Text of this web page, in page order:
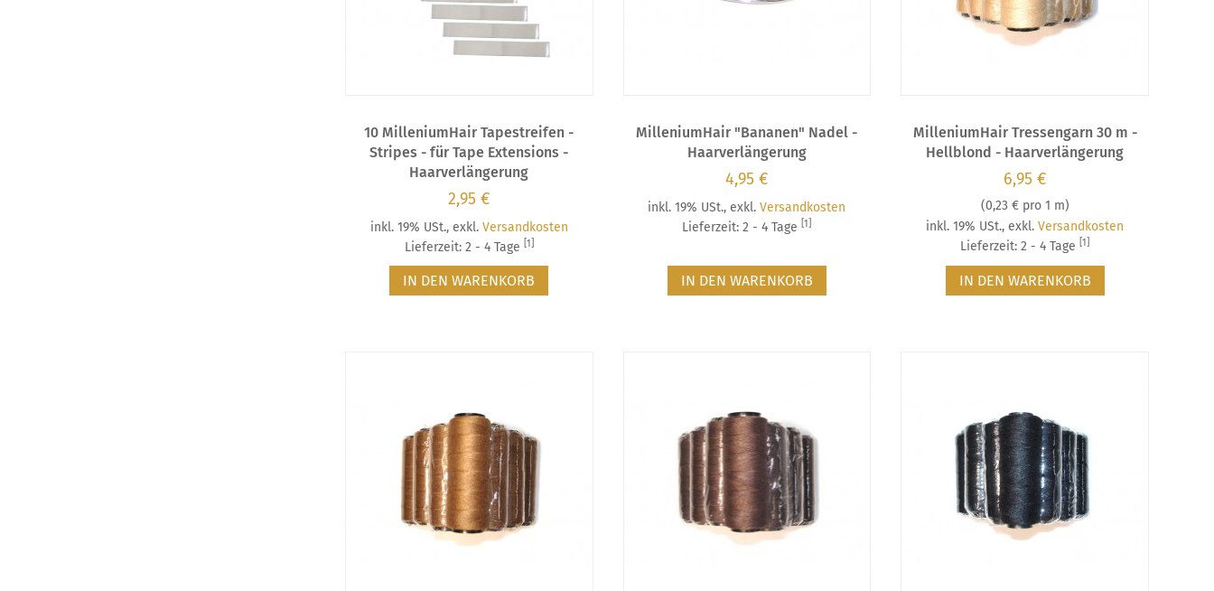
10 MilleniumHair Tapestreifen -
Stripes - für Tape Extensions -
Haarverlängerung
2,95 €
inkl. 19% USt., exkl. Versandkosten
Lieferzeit: 2 - 4 Tage
[1]
IN DEN WARENKORB
MilleniumHair "Bananen" Nadel -
Haarverlängerung
4,95 €
inkl. 19% USt.,exkl.Versandkosten
Lieferzeit: 2 - 4 Tage[1]
IN DEN WARENKORB
MilleniumHair Tressengarn 30 m -
Hellblond - Haarverlängerung
6,95 €
(0,23 €pro 1 m)
inkl. 19% USt.,exkl.Versandkosten
Lieferzeit: 2 - 4 Tage [1]
IN DEN WARENKORB